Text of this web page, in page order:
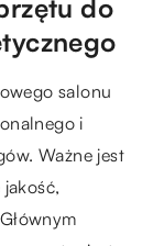
do
salonu
i
Ważne jest